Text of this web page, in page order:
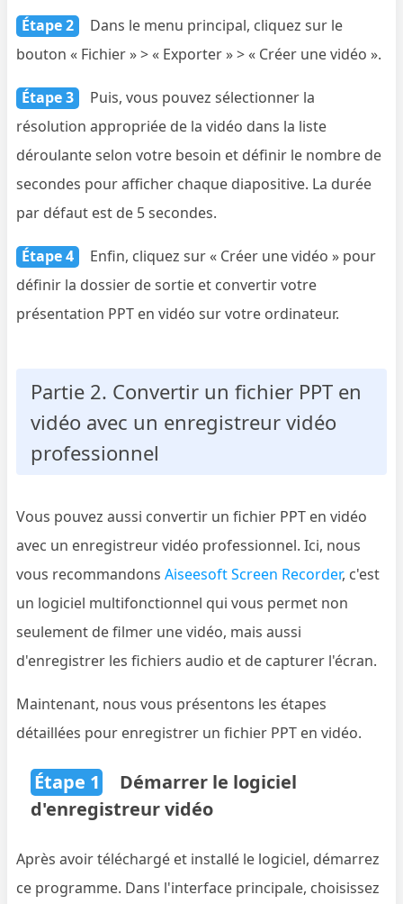
Étape 2
Dans le menu principal, cliquez sur le
bouton « Fichier » > « Exporter » > « Créer une vidéo ».
Étape 3
Puis, vous pouvez sélectionner la
résolution appropriée de la vidéo dans la liste
déroulante selon votre besoin et définir le nombre de
secondes pour afficher chaque diapositive. La durée
par défaut est de 5 secondes.
Étape 4
Enfin, cliquez sur « Créer une vidéo » pour
définir la dossier de sortie et convertir votre
présentation PPT en vidéo sur votre ordinateur.
Partie 2. Convertir un fichier PPT en
vidéo avec un enregistreur vidéo
professionnel
Vous pouvez aussi convertir un fichier PPT en vidéo
avec un enregistreur vidéo professionnel. Ici, nous
vous recommandonsAiseesoft Screen Recorder, c'est
un logiciel multifonctionnel qui vous permet non
seulement de filmer une vidéo, mais aussi
d'enregistrer les fichiers audio et de capturer l'écran.
Maintenant, nous vous présentons les étapes
détaillées pour enregistrer un fichier PPT en vidéo.
Étape 1
Démarrer le logiciel
d'enregistreur vidéo
Après avoir téléchargé et installé le logiciel, démarrez
ce programme. Dans l'interface principale, choisissez